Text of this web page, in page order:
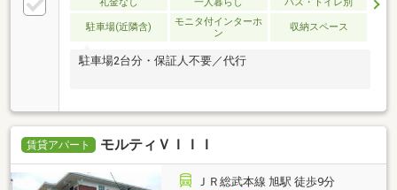
駐車場(近隣含)
モニタ付インターホ
ン
収納スペース
駐車場2台分・保証人不要／代行
賃貸アパート モルティＶＩＩＩ
ＪＲ総武本線 旭駅 徒歩9分